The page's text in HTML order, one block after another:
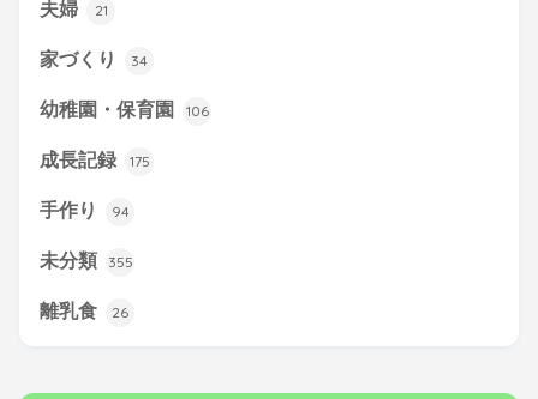
夫婦 21
家づくり 34
幼稚園・保育園 106
成長記録 175
手作り 94
未分類 355
離乳食 26